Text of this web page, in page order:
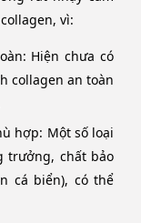
vì:
Hiện chưa có
collagen an toàn
hợp: Một số loại
trưởng, chất bảo
cá biển), có thể